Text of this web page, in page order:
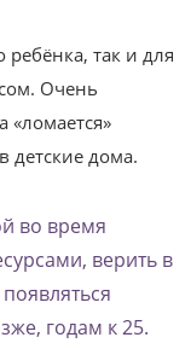
ребёнка, так и для
Очень
«ломается»
детские дома.
во время
верить в
годам к 25.